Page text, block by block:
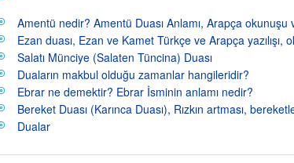
Amentü nedir? Amentü Duası Anlamı, Arapça okunuşu
Ezan duası, Ezan ve Kamet Türkçe ve Arapça yazılışı,
Salatı Münciye (Salaten Tüncina) Duası
Duaların makbul olduğu zamanlar hangileridir?
Ebrar ne demektir? Ebrar İsminin anlamı nedir?
Bereket Duası (Karınca Duası), Rızkın artması,
Dualar